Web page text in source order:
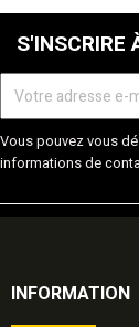
S'INSCRIRE
Vous pouvez vous
informations de
INFORMATION